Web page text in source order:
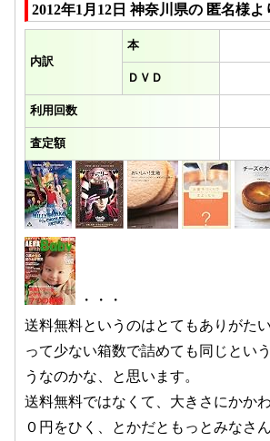
2012年1月12日 神奈川県の 匿名様よ
内訳
本
ＤＶＤ
利用回数
査定額
・・・
送料無料というのはとてもありがた
って少ない箱数で詰めても同じとい
うなのかな、と思います。
送料無料ではなくて、大きさにかか
０円をひく、とかだともっとみなさ